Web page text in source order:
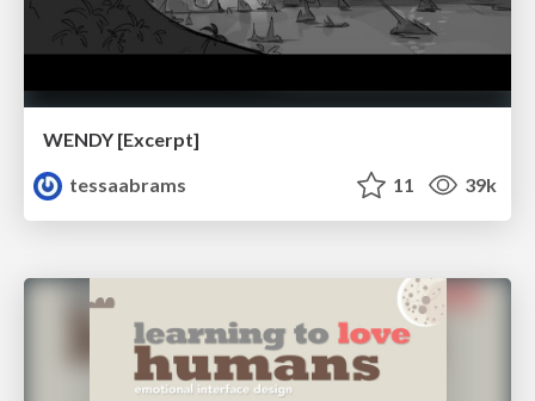
WENDY [Excerpt]
tessaabrams
11 39k